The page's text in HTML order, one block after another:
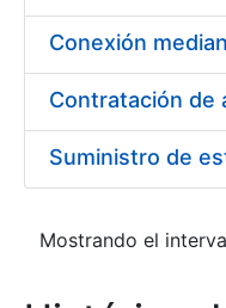
Suministro de
Mostrando el